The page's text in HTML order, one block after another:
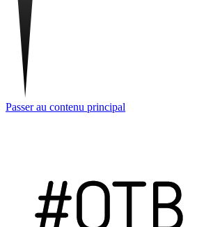
Passer au contenu principal